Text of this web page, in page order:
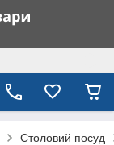
Столовий посуд